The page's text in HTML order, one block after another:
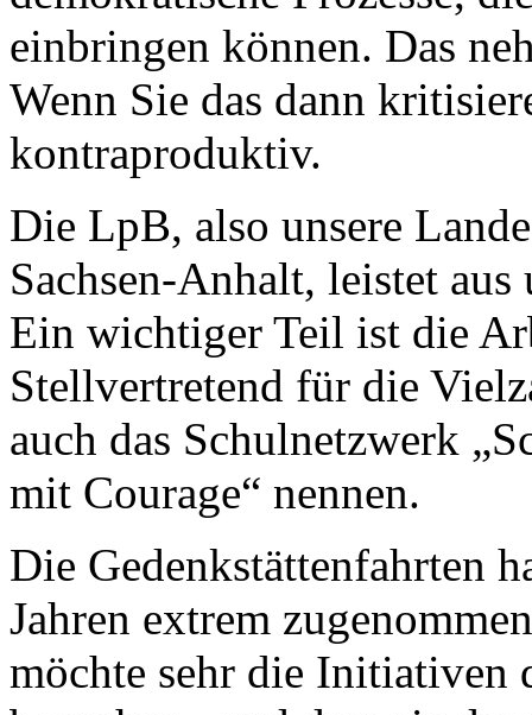
einbringen können. Das
Wenn Sie das dann
kontraproduktiv.
Die LpB, also unsere
Sachsen-Anhalt, leistet
Ein wichtiger Teil ist die
Stellvertretend für die
auch das Schulnetzwerk
mit Courage“ nennen.
Die Gedenkstättenfahrten
Jahren extrem
möchte sehr die Initiativen